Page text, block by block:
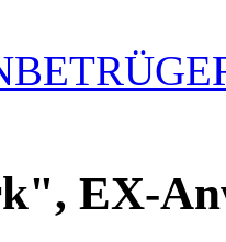
EX-